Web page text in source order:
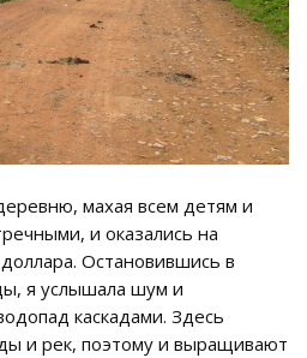
махая всем детям и
и оказались на
Остановившись в
я услышала шум и
каскадами. Здесь
и рек, поэтому и выращивают